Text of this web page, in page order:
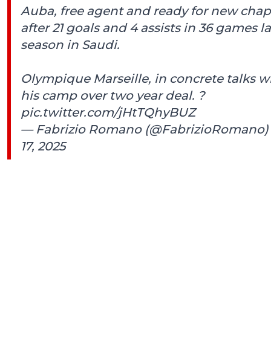
Auba, free agent and ready for new
after 21 goals and 4 assists in 36 games
season in Saudi.
Olympique Marseille, in concrete talks
his camp over two year deal. ?
pic.twitter.com/jHtTQhyBUZ
— Fabrizio Romano (@FabrizioRomano)
17, 2025